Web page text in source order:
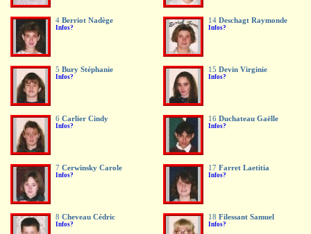
4 Berriot Nadège
Infos?
14 Deschagt Raymonde
Infos?
5 Bury Stéphanie
Infos?
15 Devin Virginie
Infos?
6 Carlier Cindy
Infos?
16 Duchateau Gaëlle
Infos?
7 Cerwinsky Carole
Infos?
17 Farret Laetitia
Infos?
8 Cheveau Cédric
Infos?
18 Filessant Samuel
Infos?